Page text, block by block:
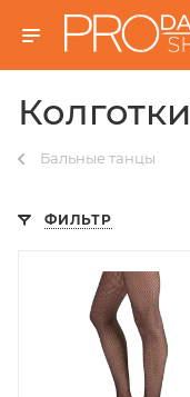
Колготки
Бальные танцы
ФИЛЬТР